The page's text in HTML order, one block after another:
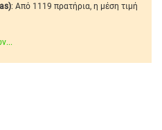
: Από 1119 πρατήρια, η μέση τιμή